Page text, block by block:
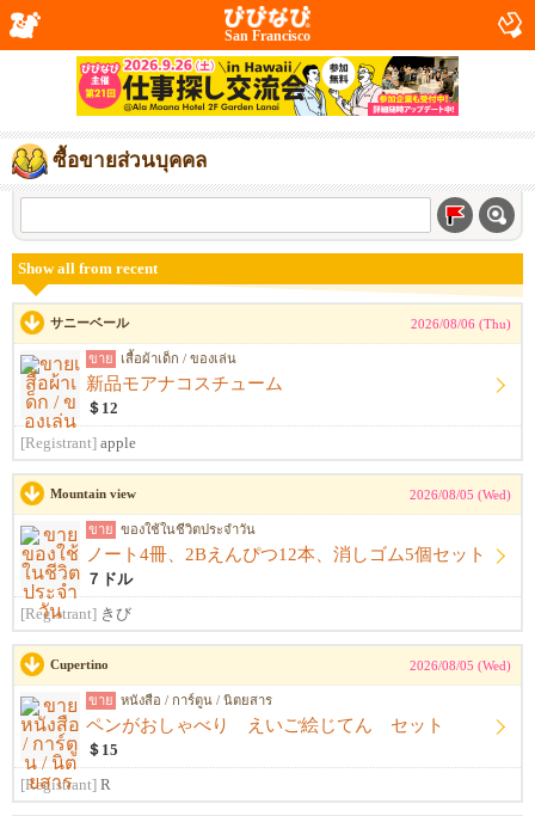
San Francisco
ซื้อขายส่วนบุคคล
Show all from recent
サニーベール 2026/08/06 (Thu)
ขาย เสื้อผ้าเด็ก / ของเล่น
新品モアナコスチューム
＄12
[Registrant] apple
Mountain view 2026/08/05 (Wed)
ขาย ของใช้ในชีวิตประจำวัน
ノート4冊、2Bえんぴつ12本、消しゴム5個セット
７ドル
[Registrant] きび
Cupertino 2026/08/05 (Wed)
ขาย หนังสือ / การ์ตูน / นิตยสาร
ペンがおしゃべり えいご絵じてん セット
＄15
[Registrant] R